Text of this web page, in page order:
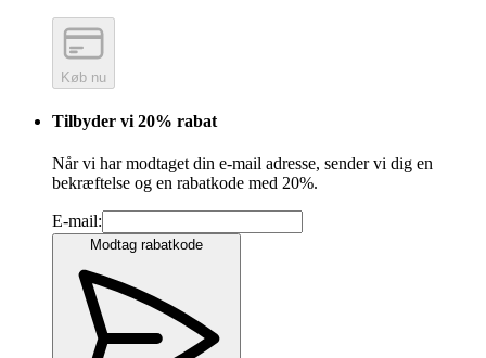
Køb nu
Tilbyder vi 20% rabat
Når vi har modtaget din e-mail adresse, sender vi dig en
bekræftelse og en rabatkode med 20%.
E-mail:
Modtag rabatkode